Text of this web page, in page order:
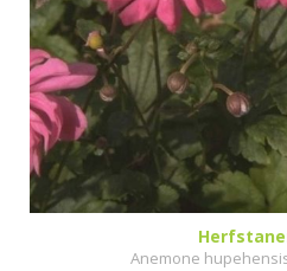
Anemone